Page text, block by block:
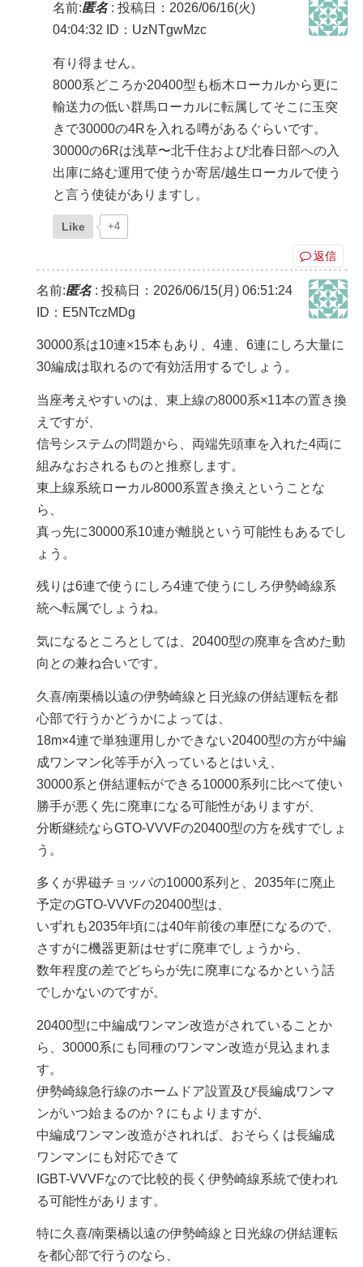
名前:匿名: 投稿日：2026/06/16(火)
04:04:32
ID：UzNTgwMzc
有り得ません。
8000系どころか20400型も栃木ローカルから更に
輸送力の低い群馬ローカルに転属してそこに玉突
きで30000の4Rを入れる噂があるぐらいです。
30000の6Rは浅草〜北千住および北春日部への入
出庫に絡む運用で使うか寄居/越生ローカルで使う
と言う使徒がありますし。
Like +4
返信
名前:匿名: 投稿日：2026/06/15(月) 06:51:24
ID：E5NTczMDg
30000系は10連×15本もあり、4連、6連にしろ大量に
30編成は取れるので有効活用するでしょう。
当座考えやすいのは、東上線の8000系×11本の置き換
えですが、
信号システムの問題から、両端先頭車を入れた4両に
組みなおされるものと推察します。
東上線系統ローカル8000系置き換えということな
ら、
真っ先に30000系10連が離脱という可能性もあるでし
ょう。
残りは6連で使うにしろ4連で使うにしろ伊勢崎線系
統へ転属でしょうね。
気になるところとしては、20400型の廃車を含めた動
向との兼ね合いです。
久喜/南栗橋以遠の伊勢崎線と日光線の併結運転を都
心部で行うかどうかによっては、
18m×4連で単独運用しかできない20400型の方が中編
成ワンマン化等手が入っているとはいえ、
30000系と併結運転ができる10000系列に比べて使い
勝手が悪く先に廃車になる可能性がありますが、
分断継続ならGTO-VVVFの20400型の方を残すでしょ
う。
多くが界磁チョッパの10000系列と、2035年に廃止
予定のGTO-VVVFの20400型は、
いずれも2035年頃には40年前後の車歴になるので、
さすがに機器更新はせずに廃車でしょうから、
数年程度の差でどちらが先に廃車になるかという話
でしかないのですが。
20400型に中編成ワンマン改造がされていることか
ら、30000系にも同種のワンマン改造が見込まれま
す。
伊勢崎線急行線のホームドア設置及び長編成ワンマ
ンがいつ始まるのか？にもよりますが、
中編成ワンマン改造がされれば、おそらくは長編成
ワンマンにも対応できて
IGBT-VVVFなので比較的長く伊勢崎線系統で使われ
る可能性があります。
特に久喜/南栗橋以遠の伊勢崎線と日光線の併結運転
を都心部で行うのなら、